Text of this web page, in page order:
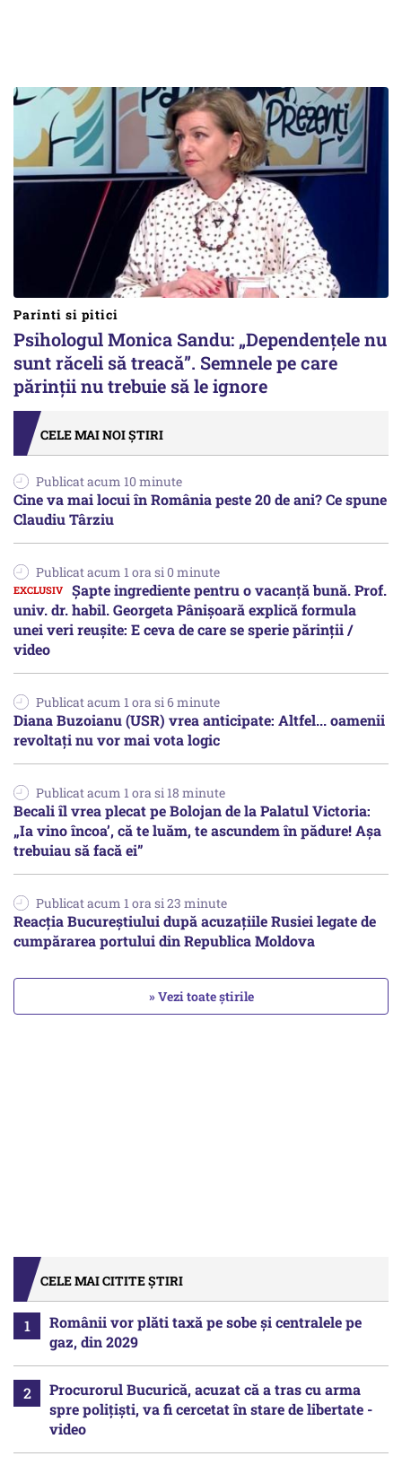
Parinti si pitici
Psihologul Monica Sandu: „Dependențele nu
sunt răceli să treacă”. Semnele pe care
părinții nu trebuie să le ignore
CELE MAI NOI ȘTIRI
Publicat acum 10 minute
Cine va mai locui în România peste 20 de ani? Ce spune
Claudiu Târziu
Publicat acum 1 ora si 0 minute
Șapte ingrediente pentru o vacanță bună. Prof.
univ. dr. habil. Georgeta Pânișoară explică formula
unei veri reușite: E ceva de care se sperie părinții /
video
Publicat acum 1 ora si 6 minute
Diana Buzoianu (USR) vrea anticipate: Altfel... oamenii
revoltați nu vor mai vota logic
Publicat acum 1 ora si 18 minute
Becali îl vrea plecat pe Bolojan de la Palatul Victoria:
„Ia vino încoa’, că te luăm, te ascundem în pădure! Așa
trebuiau să facă ei”
Publicat acum 1 ora si 23 minute
Reacția Bucureștiului după acuzațiile Rusiei legate de
cumpărarea portului din Republica Moldova
» Vezi toate știrile
CELE MAI CITITE ȘTIRI
Românii vor plăti taxă pe sobe şi centralele pe
gaz, din 2029
Procurorul Bucurică, acuzat că a tras cu arma
spre polițiști, va fi cercetat în stare de libertate -
video